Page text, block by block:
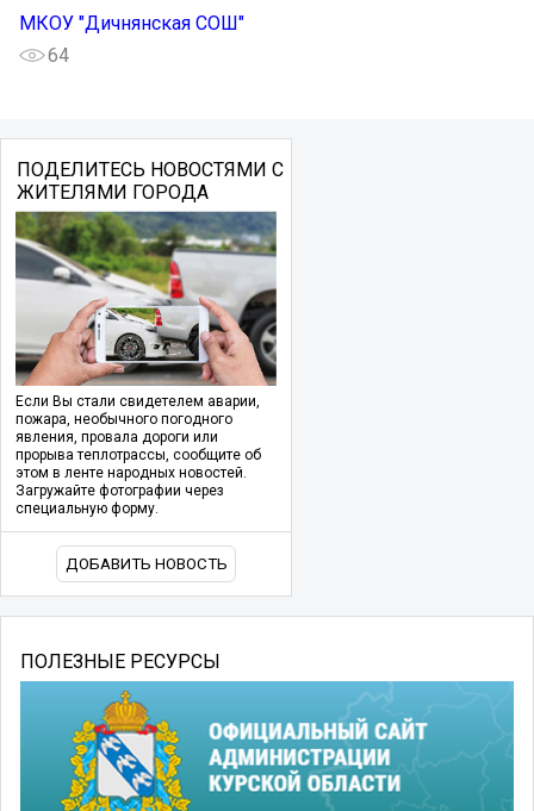
МКОУ "Дичнянская СОШ"
64
ПОДЕЛИТЕСЬ НОВОСТЯМИ С
ЖИТЕЛЯМИ ГОРОДА
Если Вы стали свидетелем аварии,
пожара, необычного погодного
явления, провала дороги или
прорыва теплотрассы, сообщите об
этом в ленте народных новостей.
Загружайте фотографии через
специальную форму.
ДОБАВИТЬ НОВОСТЬ
ПОЛЕЗНЫЕ РЕСУРСЫ